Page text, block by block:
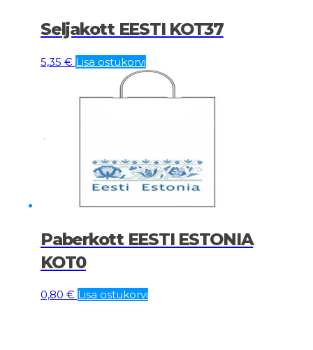
Seljakott EESTI KOT37
5,35 € Lisa ostukorvi
Paberkott EESTI ESTONIA
KOT0
0,80 € Lisa ostukorvi